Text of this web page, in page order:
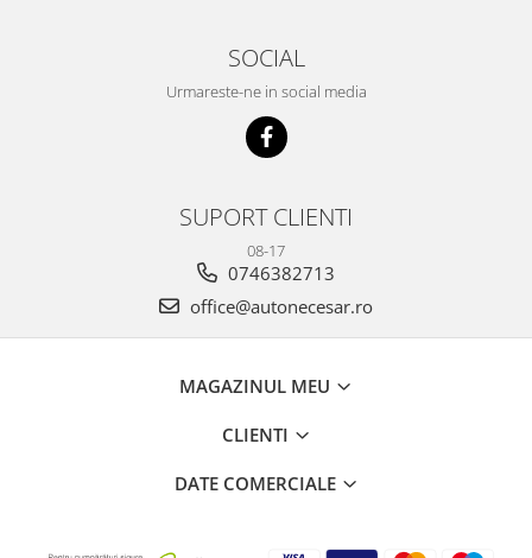
SOCIAL
Urmareste-ne in social media
SUPORT CLIENTI
08-17
0746382713
office@autonecesar.ro
MAGAZINUL MEU
CLIENTI
DATE COMERCIALE